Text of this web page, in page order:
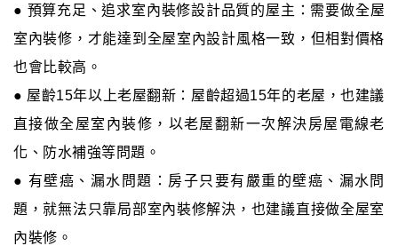
● 預算充足、追求室內裝修設計品質的屋主：需要做全屋
室內裝修，才能達到全屋室內設計風格一致，但相對價格
也會比較高。
● 屋齡15年以上老屋翻新：屋齡超過15年的老屋，也建議
直接做全屋室內裝修，以老屋翻新一次解決房屋電線老
化、防水補強等問題。
● 有壁癌、漏水問題：房子只要有嚴重的壁癌、漏水問
題，就無法只靠局部室內裝修解決，也建議直接做全屋室
內裝修。